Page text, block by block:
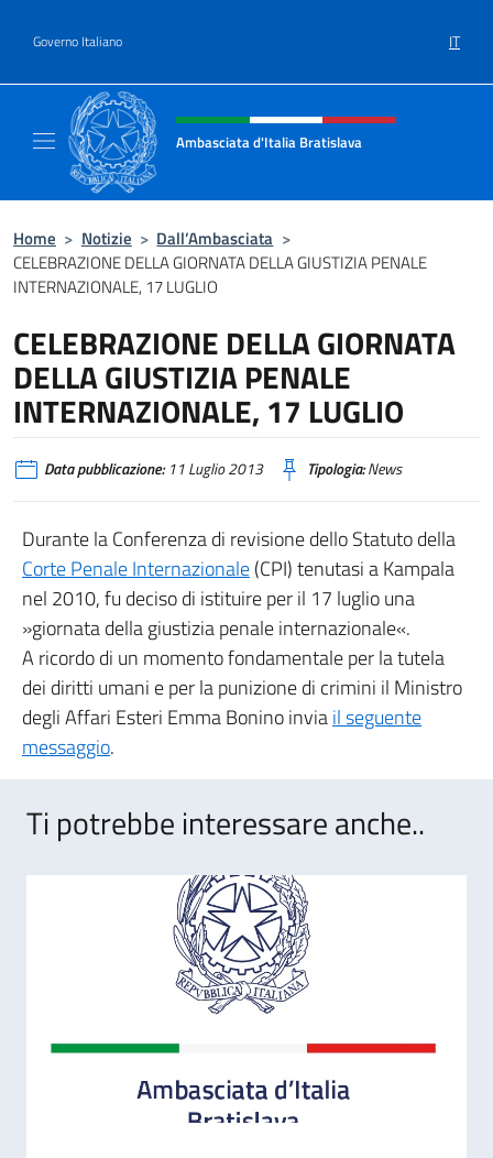
Governo Italiano IT
Intestazione sito, social e menù
Ambasciata d'Italia Bratislava
Home > Notizie > Dall’Ambasciata >
CELEBRAZIONE DELLA GIORNATA DELLA GIUSTIZIA PENALE
INTERNAZIONALE, 17 LUGLIO
CELEBRAZIONE DELLA GIORNATA
DELLA GIUSTIZIA PENALE
INTERNAZIONALE, 17 LUGLIO
Data pubblicazione:11 Luglio 2013 Tipologia:News
Durante la Conferenza di revisione dello Statuto della
Corte Penale Internazionale(CPI) tenutasi a Kampala
nel 2010, fu deciso di istituire per il 17 luglio una
»giornata della giustizia penale internazionale«.
A ricordo di un momento fondamentale per la tutela
dei diritti umani e per la punizione di crimini il Ministro
degli Affari Esteri Emma Bonino inviail seguente
messaggio.
Ti potrebbe interessare anche..